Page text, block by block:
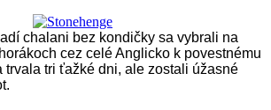
chalani bez kondičky sa vybrali na
cez celé Anglicko k povestnému
trvala tri ťažké dni, ale zostali úžasné